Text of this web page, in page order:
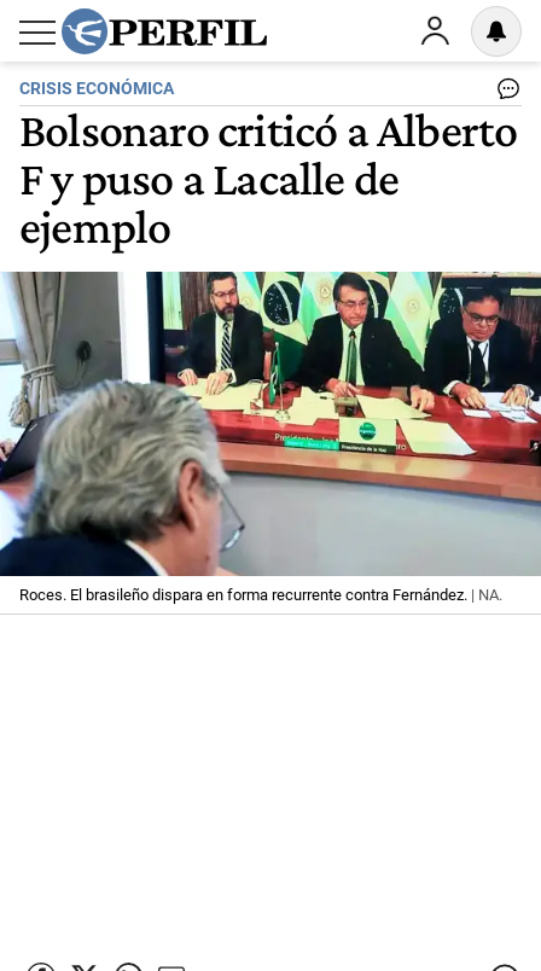
CRISIS ECONÓMICA
Bolsonaro criticó a Alberto
F y puso a Lacalle de
ejemplo
Roces. El brasileño dispara en forma recurrente contra Fernández. | NA.